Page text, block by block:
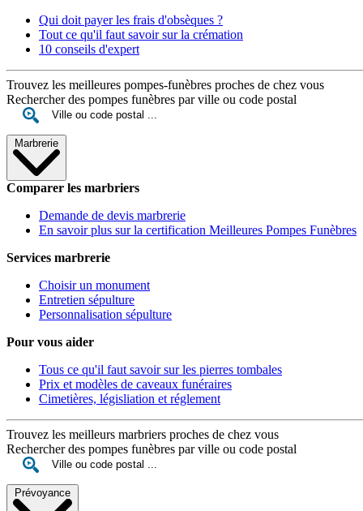
Qui doit payer les frais d'obsèques ?
Tout ce qu'il faut savoir sur la crémation
10 conseils d'expert
Trouvez les meilleures pompes-funèbres proches de chez vous
Rechercher des pompes funèbres par ville ou code postal
Marbrerie
Comparer les marbriers
Demande de devis marbrerie
En savoir plus sur la certification Meilleures Pompes Funèbres
Services marbrerie
Choisir un monument
Entretien sépulture
Personnalisation sépulture
Pour vous aider
Tous ce qu'il faut savoir sur les pierres tombales
Prix et modèles de caveaux funéraires
Cimetières, législiation et réglement
Trouvez les meilleurs marbriers proches de chez vous
Rechercher des pompes funèbres par ville ou code postal
Prévoyance